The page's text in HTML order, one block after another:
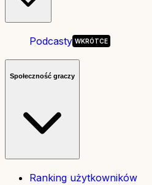
Podcasty
Społeczność graczy
Ranking użytkowników